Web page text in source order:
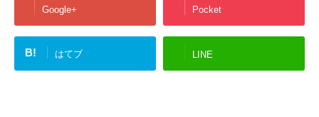
Google+ Pocket
B! はてブ LINE